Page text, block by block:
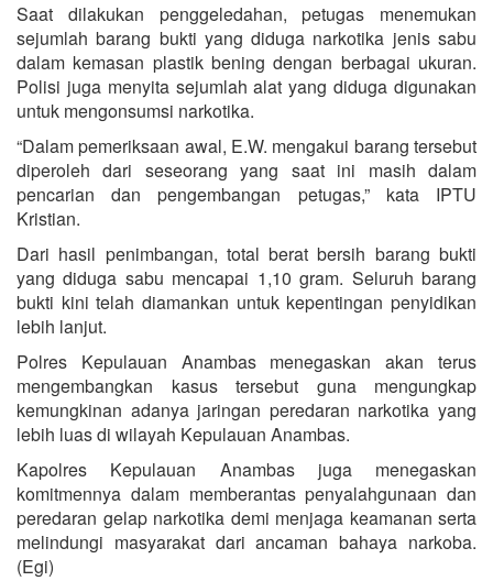
Saat dilakukan penggeledahan, petugas menemukan
sejumlah barang bukti yang diduga narkotika jenis sabu
dalam kemasan plastik bening dengan berbagai ukuran.
Polisi juga menyita sejumlah alat yang diduga digunakan
untuk mengonsumsi narkotika.
“Dalam pemeriksaan awal, E.W. mengakui barang tersebut
diperoleh dari seseorang yang saat ini masih dalam
pencarian dan pengembangan petugas,” kata IPTU
Kristian.
Dari hasil penimbangan, total berat bersih barang bukti
yang diduga sabu mencapai 1,10 gram. Seluruh barang
bukti kini telah diamankan untuk kepentingan penyidikan
lebih lanjut.
Polres Kepulauan Anambas menegaskan akan terus
mengembangkan kasus tersebut guna mengungkap
kemungkinan adanya jaringan peredaran narkotika yang
lebih luas di wilayah Kepulauan Anambas.
Kapolres Kepulauan Anambas juga menegaskan
komitmennya dalam memberantas penyalahgunaan dan
peredaran gelap narkotika demi menjaga keamanan serta
melindungi masyarakat dari ancaman bahaya narkoba.
(Egi)